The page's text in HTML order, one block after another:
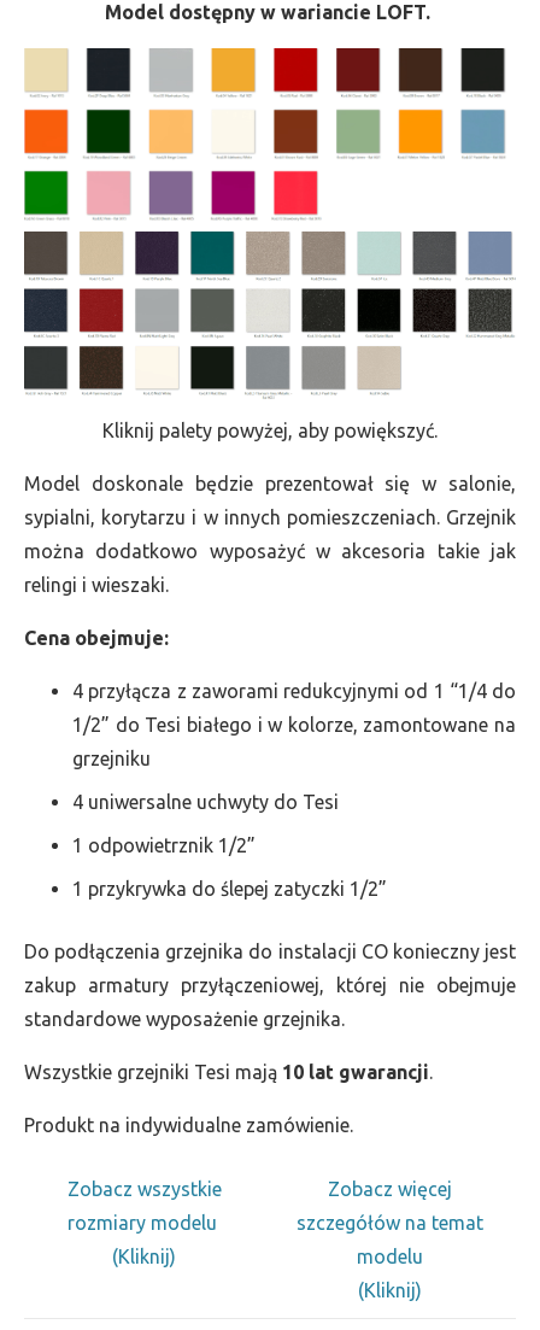
Model dostępny w wariancie LOFT.
Kliknij palety powyżej, aby powiększyć.
Model doskonale będzie prezentował się w salonie,
sypialni, korytarzu i w innych pomieszczeniach. Grzejnik
można dodatkowo wyposażyć w akcesoria takie jak
relingi i wieszaki.
Cena obejmuje:
4 przyłącza z zaworami redukcyjnymi od 1 “1/4 do
1/2” do Tesi białego i w kolorze, zamontowane na
grzejniku
4 uniwersalne uchwyty do Tesi
1 odpowietrznik 1/2”
1 przykrywka do ślepej zatyczki 1/2”
Do podłączenia grzejnika do instalacji CO konieczny jest
zakup armatury przyłączeniowej, której nie obejmuje
standardowe wyposażenie grzejnika.
Wszystkie grzejniki Tesi mają 10 lat gwarancji.
Produkt na indywidualne zamówienie.
Zobacz wszystkie
rozmiary modelu
(Kliknij)
Zobacz więcej
szczegółów na temat
modelu
(Kliknij)